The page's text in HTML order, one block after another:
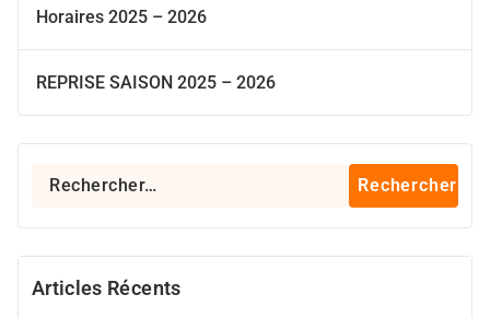
Horaires 2025 – 2026
REPRISE SAISON 2025 – 2026
Rechercher :
Articles Récents